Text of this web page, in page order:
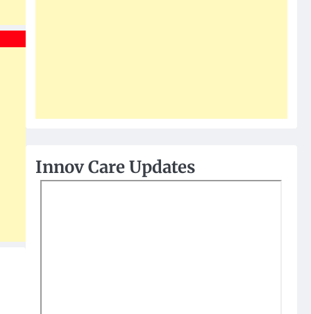
Innov Care Updates